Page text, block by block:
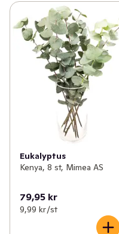
Eukalyptus
Kenya, 8 st, Mimea AS
79,95 kr
9,99 kr /st